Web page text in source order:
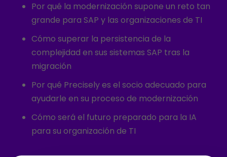
Por qué la modernización supone un reto tan
grande para SAP y las organizaciones de TI
Cómo superar la persistencia de la
complejidad en sus sistemas SAP tras la
migración
Por qué Precisely es el socio adecuado para
ayudarle en su proceso de modernización
Cómo será el futuro preparado para la IA
para su organización de TI